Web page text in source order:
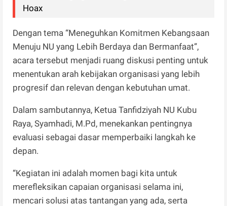
Hoax
Dengan tema “Meneguhkan Komitmen Kebangsaan
Menuju NU yang Lebih Berdaya dan Bermanfaat”,
acara tersebut menjadi ruang diskusi penting untuk
menentukan arah kebijakan organisasi yang lebih
progresif dan relevan dengan kebutuhan umat.
Dalam sambutannya, Ketua Tanfidziyah NU Kubu
Raya, Syamhadi, M.Pd, menekankan pentingnya
evaluasi sebagai dasar memperbaiki langkah ke
depan.
“Kegiatan ini adalah momen bagi kita untuk
merefleksikan capaian organisasi selama ini,
mencari solusi atas tantangan yang ada, serta